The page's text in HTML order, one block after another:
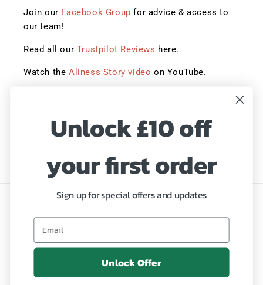
Join our Facebook Group for advice & access to
our team!
Read all our Trustpilot Reviews here.
Watch the Aliness Story video on YouTube.
Hurry, ends Midnight!
płatności
Unlock £10 off
your first order
Sign up for special offers and updates
Unlock Offer